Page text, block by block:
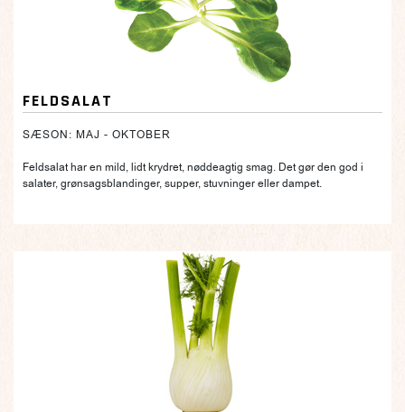
FELDSALAT
SÆSON: MAJ - OKTOBER
Feldsalat har en mild, lidt krydret, nøddeagtig smag. Det gør den god i
salater, grønsagsblandinger, supper, stuvninger eller dampet.